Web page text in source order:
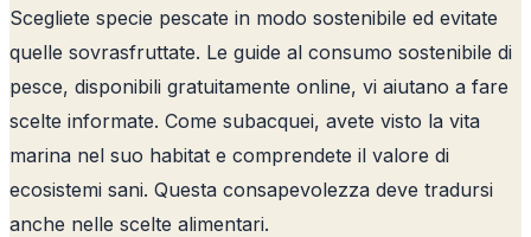
Scegliete specie pescate in modo sostenibile ed evitate
quelle sovrasfruttate. Le guide al consumo sostenibile di
pesce, disponibili gratuitamente online, vi aiutano a fare
scelte informate. Come subacquei, avete visto la vita
marina nel suo habitat e comprendete il valore di
ecosistemi sani. Questa consapevolezza deve tradursi
anche nelle scelte alimentari.